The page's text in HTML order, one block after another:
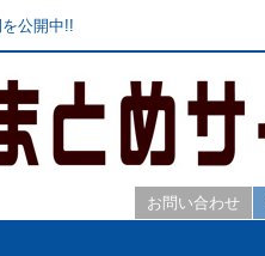
公開中!!
お問い合わせ